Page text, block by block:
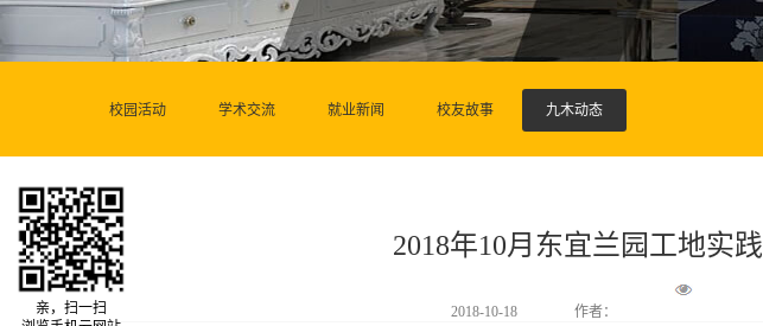
校园活动 学术交流 就业新闻 校友故事 九木动态
2018年10月东宜兰园工地实践
2018-10-18 作者：
亲，扫一扫